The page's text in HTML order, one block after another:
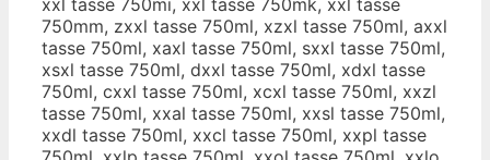
750mm, zxxl tasse 750ml, xzxl tasse 750ml, axxl
tasse 750ml, xaxl tasse 750ml, sxxl tasse 750ml,
xsxl tasse 750ml, dxxl tasse 750ml, xdxl tasse
750ml, cxxl tasse 750ml, xcxl tasse 750ml, xxzl
tasse 750ml, xxal tasse 750ml, xxsl tasse 750ml,
xxdl tasse 750ml, xxcl tasse 750ml, xxpl tasse